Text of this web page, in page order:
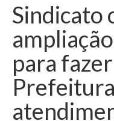
Sindicato
para